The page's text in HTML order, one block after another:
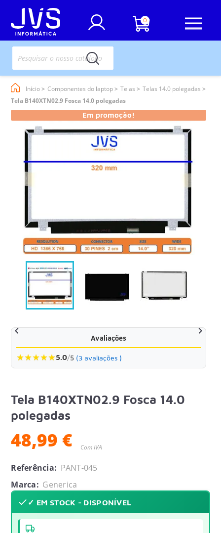
0
Início Componentes do laptop Telas
Telas 14.0 polegadas
Tela B140XTN02.9 Fosca 14.0 polegadas
Em promoção!
 
Avaliações
★★★★★5.0/5 (3 avaliações )
Tela B140XTN02.9 Fosca 14.0
polegadas
48,99 € Com IVA
Referência: PANT-045
Marca: Generica
✓ EM STOCK - DISPONÍVEL